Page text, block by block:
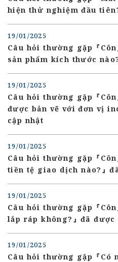
hiện thử nghiệm đầu
19/01/2025
Câu hỏi thường gặp『
sản phẩm kích thước
19/01/2025
Câu hỏi thường gặp『
được bản vẽ với đơn vị
cập nhật
19/01/2025
Câu hỏi thường gặp『
tiền tệ giao dịch nào?』
19/01/2025
Câu hỏi thường gặp『
lắp ráp không?』đã được
19/01/2025
Câu hỏi thường gặp『Có